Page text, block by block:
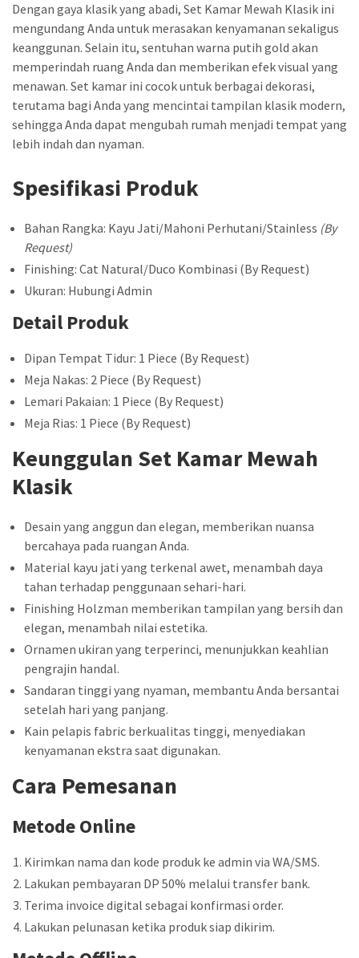
Dengan gaya klasik yang abadi, Set Kamar Mewah Klasik ini
mengundang Anda untuk merasakan kenyamanan sekaligus
keanggunan. Selain itu, sentuhan warna putih gold akan
memperindah ruang Anda dan memberikan efek visual yang
menawan. Set kamar ini cocok untuk berbagai dekorasi,
terutama bagi Anda yang mencintai tampilan klasik modern,
sehingga Anda dapat mengubah rumah menjadi tempat yang
lebih indah dan nyaman.
Spesifikasi Produk
Bahan Rangka: Kayu Jati/Mahoni Perhutani/Stainless (By
Request)
Finishing: Cat Natural/Duco Kombinasi (By Request)
Ukuran: Hubungi Admin
Detail Produk
Dipan Tempat Tidur: 1 Piece (By Request)
Meja Nakas: 2 Piece (By Request)
Lemari Pakaian: 1 Piece (By Request)
Meja Rias: 1 Piece (By Request)
Keunggulan Set Kamar Mewah
Klasik
Desain yang anggun dan elegan, memberikan nuansa
bercahaya pada ruangan Anda.
Material kayu jati yang terkenal awet, menambah daya
tahan terhadap penggunaan sehari-hari.
Finishing Holzman memberikan tampilan yang bersih dan
elegan, menambah nilai estetika.
Ornamen ukiran yang terperinci, menunjukkan keahlian
pengrajin handal.
Sandaran tinggi yang nyaman, membantu Anda bersantai
setelah hari yang panjang.
Kain pelapis fabric berkualitas tinggi, menyediakan
kenyamanan ekstra saat digunakan.
Cara Pemesanan
Metode Online
Kirimkan nama dan kode produk ke admin via WA/SMS.
Lakukan pembayaran DP 50% melalui transfer bank.
Terima invoice digital sebagai konfirmasi order.
Lakukan pelunasan ketika produk siap dikirim.